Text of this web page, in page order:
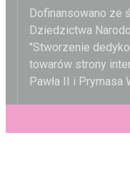
Dofinansowano ze
Dziedzictwa
"Stworzenie
towarów strony
Pawła II i Prymasa